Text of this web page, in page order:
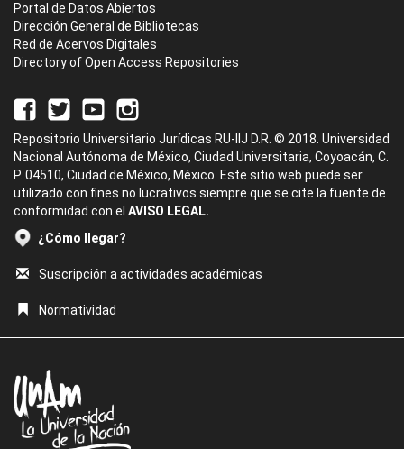
Portal de Datos Abiertos
Dirección General de Bibliotecas
Red de Acervos Digitales
Directory of Open Access Repositories
Repositorio Universitario Jurídicas RU-IIJ D.R. © 2018. Universidad
Nacional Autónoma de México, Ciudad Universitaria, Coyoacán, C.
P. 04510, Ciudad de México, México. Este sitio web puede ser
utilizado con fines no lucrativos siempre que se cite la fuente de
conformidad con el AVISO LEGAL.
¿Cómo llegar?
Suscripción a actividades académicas
Normatividad